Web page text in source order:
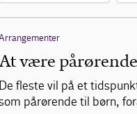
være
De fleste vil på et
pårørende til børn,